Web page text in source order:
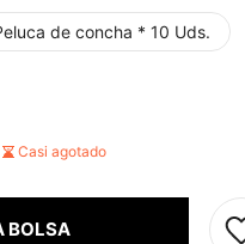
de concha * 10 Uds.
Casi agotado
BOLSA